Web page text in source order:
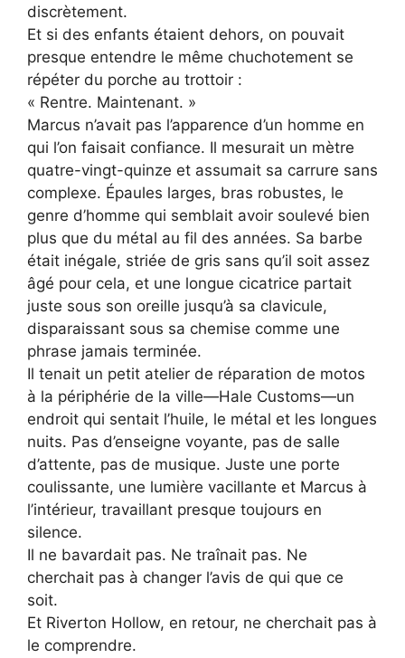
discrètement.
Et si des enfants étaient dehors, on pouvait
presque entendre le même chuchotement se
répéter du porche au trottoir :
« Rentre. Maintenant. »
Marcus n’avait pas l’apparence d’un homme en
qui l’on faisait confiance. Il mesurait un mètre
quatre-vingt-quinze et assumait sa carrure sans
complexe. Épaules larges, bras robustes, le
genre d’homme qui semblait avoir soulevé bien
plus que du métal au fil des années. Sa barbe
était inégale, striée de gris sans qu’il soit assez
âgé pour cela, et une longue cicatrice partait
juste sous son oreille jusqu’à sa clavicule,
disparaissant sous sa chemise comme une
phrase jamais terminée.
Il tenait un petit atelier de réparation de motos
à la périphérie de la ville—Hale Customs—un
endroit qui sentait l’huile, le métal et les longues
nuits. Pas d’enseigne voyante, pas de salle
d’attente, pas de musique. Juste une porte
coulissante, une lumière vacillante et Marcus à
l’intérieur, travaillant presque toujours en
silence.
Il ne bavardait pas. Ne traînait pas. Ne
cherchait pas à changer l’avis de qui que ce
soit.
Et Riverton Hollow, en retour, ne cherchait pas à
le comprendre.